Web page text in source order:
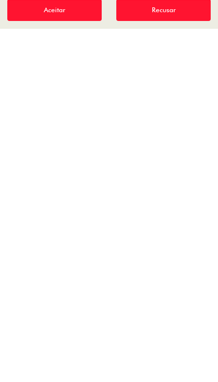
Desenvolvido pela DEALERSPACE ® Direitos Reservados.
Aceitar Recusar